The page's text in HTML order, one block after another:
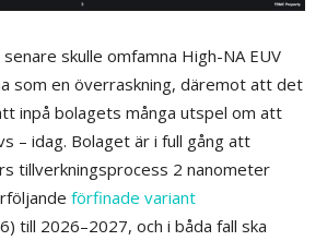
skulle omfamna High-NA EUV
som en överraskning, däremot att det
inpå bolagets många utspel om att
– idag. Bolaget är i full gång att
tillverkningsprocess 2 nanometer
förfinade variant
till 2026–2027, och i båda fall ska